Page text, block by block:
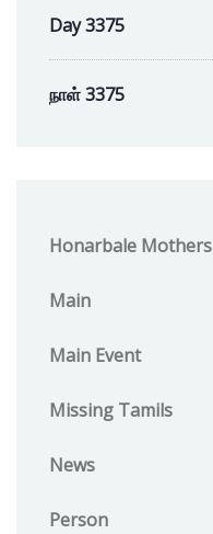
Day 3375
நாள் 3375
Honarbale Mothers
Main
Main Event
Missing Tamils
News
Person